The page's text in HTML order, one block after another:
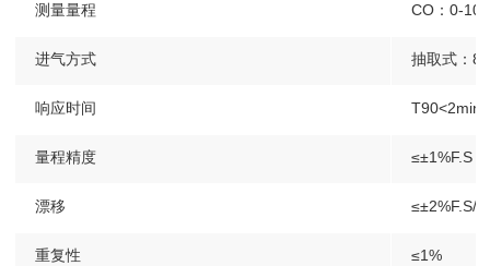
测量量程 CO：0-
进气方式 抽取式：
响应时间 T90<2min
量程精度 ≤±1%F.S
漂移 ≤±2%F.S/
重复性 ≤1%